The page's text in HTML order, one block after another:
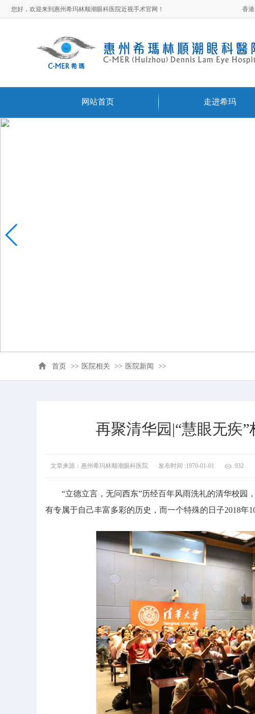
您好，欢迎来到惠州希玛林顺潮眼科医院近视手术官网！ 香
网站首页 走进希玛
首页 >> 医院相关 >> 医院新闻 >>
再聚清华园|“慧眼无疾
文章来源：惠州希玛林顺潮眼科医院 发布时间 :1970-01-01 932
“立德立言，无问西东”历经百年风雨洗礼的清华校园
有专属于自己丰富多彩的历史，而一个特殊的日子2018年